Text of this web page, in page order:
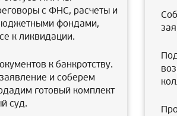
с ФНС, расчеты и
фондами,
к ликвидации.
к банкротству.
и соберем
готовый комплект
суд.